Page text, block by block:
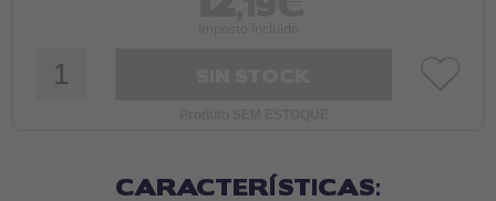
CARACTERÍSTICAS: